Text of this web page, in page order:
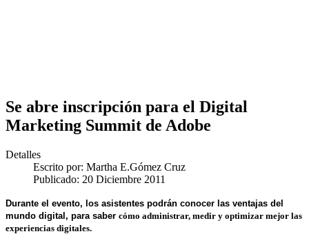
Se abre inscripción para el Digital
Marketing Summit de Adobe
Detalles
Escrito por: Martha E.Gómez Cruz
Publicado: 20 Diciembre 2011
Durante el evento, los asistentes podrán conocer las ventajas del
mundo digital, para saber cómo administrar, medir y optimizar mejor las
experiencias digitales.